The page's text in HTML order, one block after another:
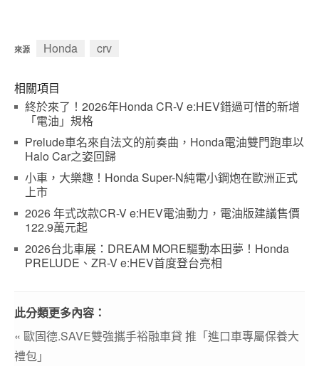
來源 Honda crv
相關項目
終於來了！2026年Honda CR-V e:HEV錯過可惜的新增
「電油」規格
Prelude車名來自法文的前奏曲，Honda電油雙門跑車以
Halo Car之姿回歸
小車，大樂趣！Honda Super-N純電小鋼炮在歐洲正式
上市
2026 年式改款CR-V e:HEV電油動力，電油版建議售價
122.9萬元起
2026台北車展：DREAM MORE驅動本田夢！Honda
PRELUDE、ZR-V e:HEV首度登台亮相
此分類更多內容：
« 歐固德.SAVE雙強攜手裕融車貸 推「進口車專屬保養大
禮包」